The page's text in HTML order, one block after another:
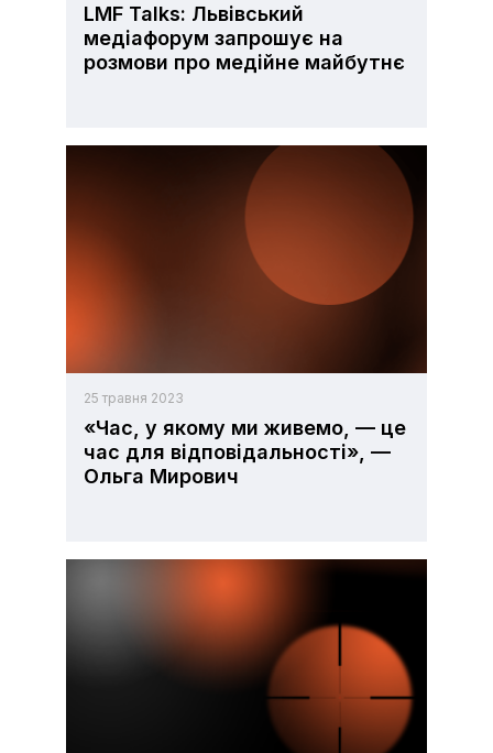
LMF Talks: Львівський
медіафорум запрошує на
розмови про медійне майбутнє
25 травня 2023
«Час, у якому ми живемо, — це
час для відповідальності», —
Ольга Мирович